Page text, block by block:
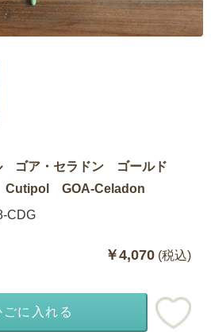
ゴア・セラドン ゴールド
Cutipol GOA-Celadon
CDG
￥4,070 (税込)
に入れる